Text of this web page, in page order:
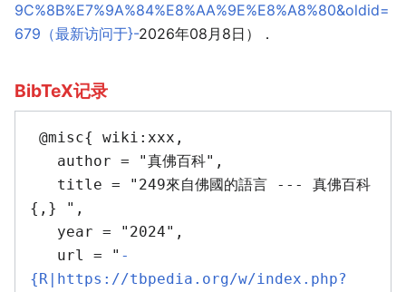
9C%8B%E7%9A%84%E8%AA%9E%E8%A8%80&oldid=
679（最新访问于}-2026年08月8日）．
BibTeX记录
{,} ",
   url = "
-
{R|https://tbpedia.org/w/index.php?